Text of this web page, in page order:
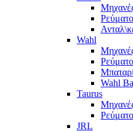
Wahl
Wahl
Taurus
JRL